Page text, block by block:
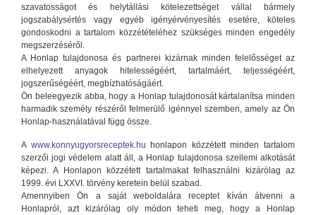
szavatosságot és helytállási kötelezettséget vállal bármely
jogszabálysértés vagy egyéb igényérvényesítés esetére, köteles
gondoskodni a tartalom közzétételéhez szükséges minden engedély
megszerzéséről.
A Honlap tulajdonosa és partnerei kizárnak minden felelősséget az
elhelyezett anyagok hitelességéért, tartalmáért, teljességéért,
jogszerűségéért, megbízhatóságáért.
Ön beleegyezik abba, hogy a Honlap tulajdonosát kártalanítsa minden
harmadik személy részéről felmerülő igénnyel szemben, amely az Ön
Honlap-használatával függ össze.
A www.konnyugyorsreceptek.hu honlapon közzétett minden tartalom
szerzői jogi védelem alatt áll, a Honlap tulajdonosa szellemi alkotását
képezi. A Honlapon közzétett tartalmakat felhasználni kizárólag az
1999. évi LXXVI. törvény keretein belül szabad.
Amennyiben Ön a saját weboldalára receptet kíván átvenni a
Honlapról, azt kizárólag oly módon teheti meg, hogy a Honlap